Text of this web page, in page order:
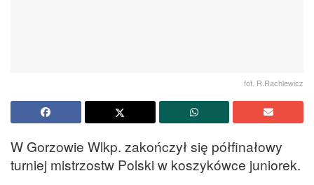
fot. R.Rachlewicz
W Gorzowie Wlkp. zakończył się półfinałowy
turniej mistrzostw Polski w koszykówce juniorek.